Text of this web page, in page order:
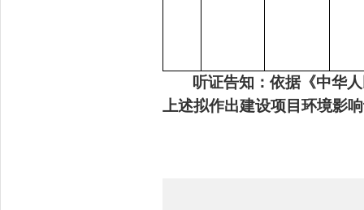
听证告知：依据《中华
上述拟作出建设项目环境影